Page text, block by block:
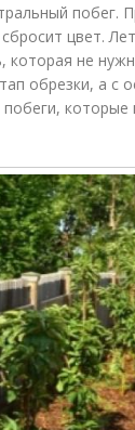
побег.
цвет.
которая не
обрезки, а с
которые